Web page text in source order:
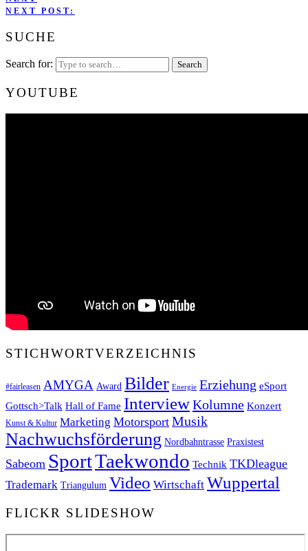
NEXT POST:
SUCHE
Search for:
YOUTUBE
STICHWORTVERZEICHNIS
#fairleasen AMYGA Award Bilder Energie Erziehung eSport
Gottsch>Talk Hall of Fame InterviewKolumne Konzert
Kunst & Kultur Marketing Motorsport Musik
Nachwuchsförderung Nordbahntrasse Praxistest
Sabeom SportTaekwondo Technik TKDleague
Trademark Triangulum Video Wirtschaft Wuppertal
FLICKR SLIDESHOW